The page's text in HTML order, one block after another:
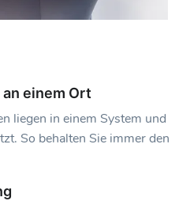
einem Ort
liegen in einem System und
So behalten Sie immer den